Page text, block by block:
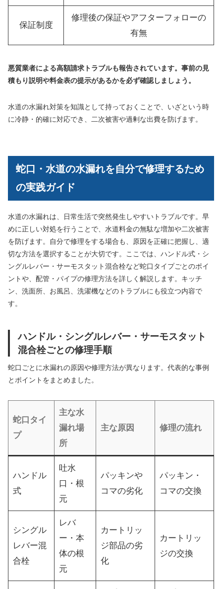
保証制度
修理後の保証やアフターフォローの
有無
悪質業者による高額請求トラブルも報告されています。事前の見
積もり説明や料金表の提示があるかを必ず確認しましょう。
水道の水漏れ対策を知識として持っておくことで、いざという時
に冷静・的確に対応でき、二次被害や過剰な出費を防げます。
蛇口・水道の水漏れを自分で修理するため
の実践ガイド
水道の水漏れは、日常生活で突然発生しやすいトラブルです。早
めに正しい対処を行うことで、水道料金の無駄な増加や二次被害
を防げます。自分で修理をする場合も、原因を正確に把握し、適
切な方法を選択することが大切です。ここでは、ハンドル式・シ
ングルレバー・サーモスタット混合栓など蛇口タイプごとのポイ
ントや、配管・パイプの修理方法を詳しく解説します。キッチ
ン、洗面所、お風呂、洗濯機などのトラブルにも役立つ内容で
す。
ハンドル・シングルレバー・サーモスタット
混合栓ごとの修理手順
蛇口ごとに水漏れの原因や修理方法が異なります。代表的な事例
とポイントをまとめました。
蛇口タイ
プ
主な水
漏れ場
所
主な原因 修理の流れ
ハンドル
式
吐水
口・根
元
パッキンや
コマの劣化
パッキン・
コマの交換
シングル
レバー混
合栓
レバ
ー・本
体の根
元
カートリッ
ジ部品の劣
化
カートリッ
ジの交換